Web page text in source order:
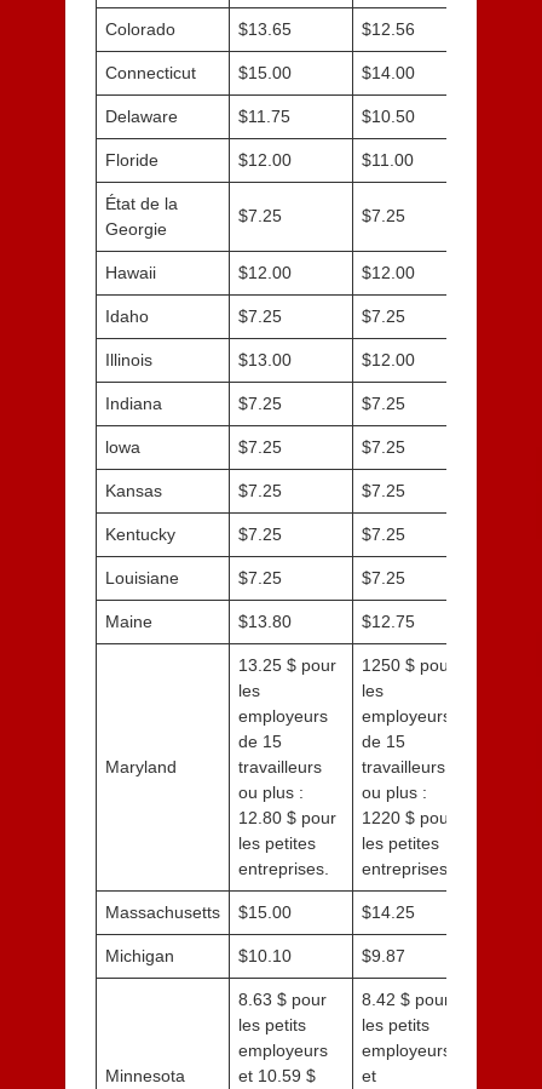
Colorado $13.65 $12.56
Connecticut $15.00 $14.00
Delaware $11.75 $10.50
Floride $12.00 $11.00
État de la
Georgie
$7.25 $7.25
Hawaii $12.00 $12.00
Idaho $7.25 $7.25
Illinois $13.00 $12.00
Indiana $7.25 $7.25
lowa $7.25 $7.25
Kansas $7.25 $7.25
Kentucky $7.25 $7.25
Louisiane $7.25 $7.25
Maine $13.80 $12.75
Maryland
13.25 $ pour
les
employeurs
de 15
travailleurs
ou plus :
12.80 $ pour
les petites
entreprises.
1250 $ pour
les
employeurs
de 15
travailleurs
ou plus :
1220 $ pour
les petites
entreprises.
Massachusetts $15.00 $14.25
Michigan $10.10 $9.87
Minnesota
8.63 $ pour
les petits
employeurs
et 10.59 $
8.42 $ pour
les petits
employeurs
et